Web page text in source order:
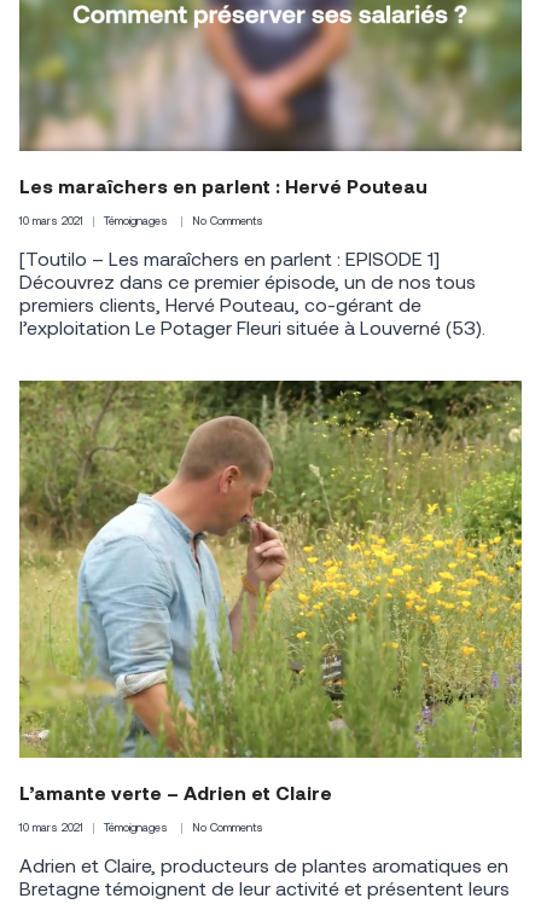
Les maraîchers en parlent : Hervé Pouteau
10 mars 2021 Témoignages No Comments
[Toutilo – Les maraîchers en parlent : EPISODE 1]
Découvrez dans ce premier épisode, un de nos tous
premiers clients, Hervé Pouteau, co-gérant de
l’exploitation Le Potager Fleuri située à Louverné (53).
L’amante verte – Adrien et Claire
10 mars 2021 Témoignages No Comments
Adrien et Claire, producteurs de plantes aromatiques en
Bretagne témoignent de leur activité et présentent leurs